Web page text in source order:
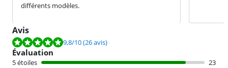
différents modèles.
Avis
La note est de 9,8 sur 10, basée sur 26 avis.
9,8/10(26 avis)
Évaluation
5 étoiles
23